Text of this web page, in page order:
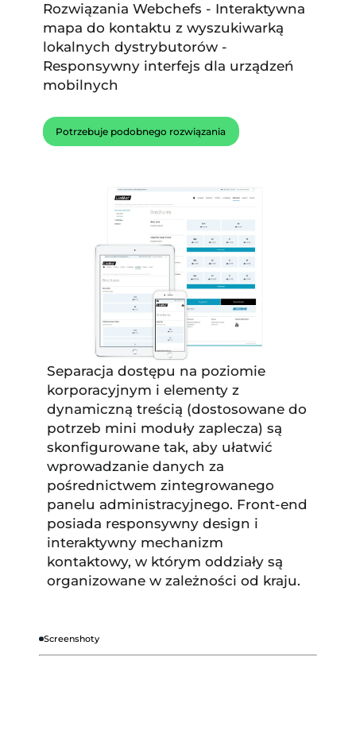
Rozwiązania Webchefs - Interaktywna
mapa do kontaktu z wyszukiwarką
lokalnych dystrybutorów -
Responsywny interfejs dla urządzeń
mobilnych
Potrzebuje podobnego rozwiązania
Separacja dostępu na poziomie
korporacyjnym i elementy z
dynamiczną treścią (dostosowane do
potrzeb mini moduły zaplecza) są
skonfigurowane tak, aby ułatwić
wprowadzanie danych za
pośrednictwem zintegrowanego
panelu administracyjnego. Front-end
posiada responsywny design i
interaktywny mechanizm
kontaktowy, w którym oddziały są
organizowane w zależności od kraju.
Screenshoty